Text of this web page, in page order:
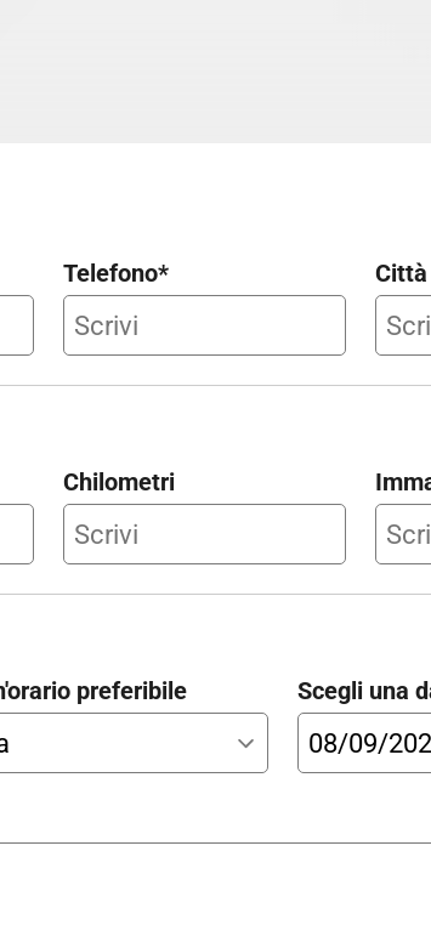
Telefono* Città
Chilometri
preferibile Scegli una